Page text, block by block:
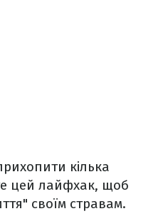
кілька
цей лайфхак, щоб
своїм стравам.